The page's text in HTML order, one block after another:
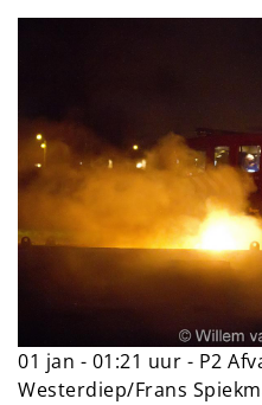
01 jan - 01:21 uur - P2
Westerdiep/Frans